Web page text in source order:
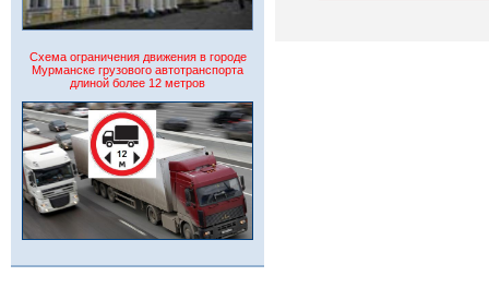
Схема ограничения движения в городе
Мурманске грузового автотранспорта
длиной более 12 метров